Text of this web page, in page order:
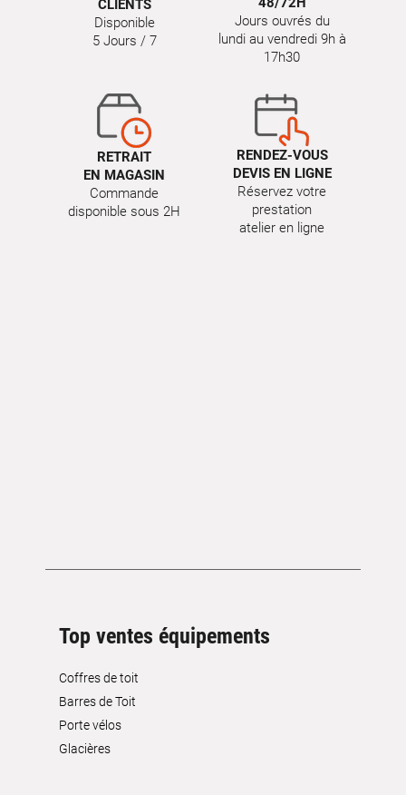
CLIENTS
Disponible
5 Jours / 7
Jours ouvrés du
lundi au vendredi 9h à
17h30
RETRAIT
EN MAGASIN
Commande
disponible sous 2H
RENDEZ-VOUS
DEVIS EN LIGNE
Réservez votre
prestation
atelier en ligne
Top ventes équipements
Coffres de toit
Barres de Toit
Porte vélos
Glacières